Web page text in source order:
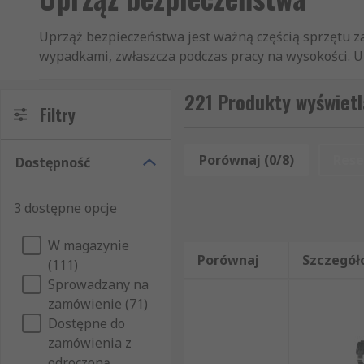
Uprząż bezpieczeństwa jest ważną częścią sprzętu
wypadkami, zwłaszcza podczas pracy na
wbudowany hak za pomocą lonży lub liny
Wiele uprzęży bezpieczeństwa w naszej ofercie
bezpieczne dopasowanie. Nasza gama uprzęży
zabezpieczenia, takie jak regulowane ramię, paski
Jak działa uprząż bezpieczeństwa?
Jeśli dojdzie do upadku, lonża lub lina pochłania
jednocześnie pełną swobodę ruchu. Praca z
stosowanie wyposażenia zabezpieczającego przed
Kamizelki asekuracyjne działają w taki sam sposób
Filtry
Dostępność
3 dostępne opcje
W magazynie
(111)
Sprowadzany na
zamówienie (71)
Dostępne do
zamówienia z
221 Produkty
Porównaj (0/8)
Porównaj